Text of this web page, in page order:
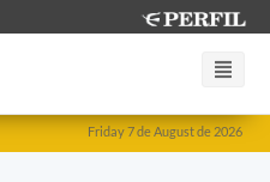
Friday 7 de August de 2026